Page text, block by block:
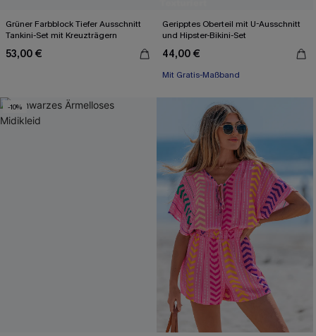
Grüner Farbblock Tiefer Ausschnitt
Tankini-Set mit Kreuzträgern
53,00 €
Geripptes Oberteil mit U-Ausschnitt
und Hipster-Bikini-Set
44,00 €
Mit Gratis-Maßband
High waist
-10%